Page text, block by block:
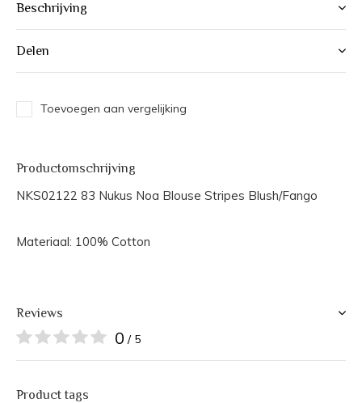
Beschrijving
Delen
Toevoegen aan vergelijking
Productomschrijving
NKS02122 83 Nukus Noa Blouse Stripes Blush/Fango
Materiaal: 100% Cotton
Reviews
0 / 5
Product tags